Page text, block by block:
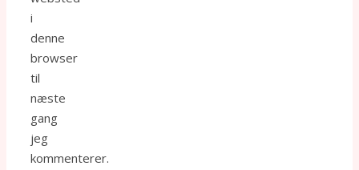
i
denne
browser
til
næste
gang
jeg
kommenterer.